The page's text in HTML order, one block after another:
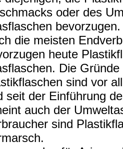
oder des
bevorzugen.
die meisten
heute
Die
sind vor
seit der Einführung
auch der
sind